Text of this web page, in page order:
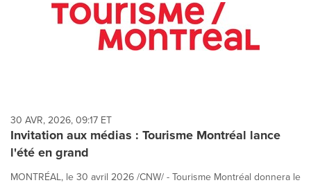
30 AVR, 2026, 09:17 ET
Invitation aux médias : Tourisme Montréal lance
l'été en grand
MONTRÉAL, le 30 avril 2026 /CNW/ - Tourisme Montréal donnera le